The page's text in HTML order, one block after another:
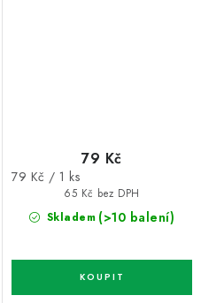
Skladem (>10 balení)
65 Kč bez DPH
79 Kč
Měrná
79 Kč / 1 ks